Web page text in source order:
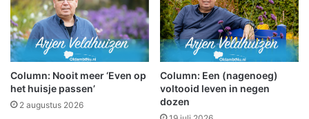
e
r
l
e
d
e
n
e
u
w
e
p
a
n
Column: Nooit meer ‘Even op
het huisje passen’
2 augustus 2026
Column: Een (nagenoeg)
voltooid leven in negen
dozen